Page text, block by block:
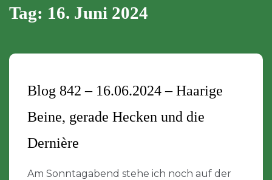
Tag: 16. Juni 2024
Blog 842 – 16.06.2024 – Haarige
Beine, gerade Hecken und die
Dernière
Am Sonntagabend stehe ich noch auf der